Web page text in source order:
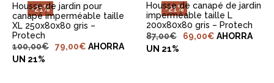
-21%
Housse de jardin pour
canapé imperméable taille
XL 250x80x80 gris –
Protech
100,00€ 79,00€ AHORRA
UN 21%
-21%
Housse de canapé de jardin
imperméable taille L
200x80x80 gris – Protech
87,00€ 69,00€ AHORRA
UN 21%
AJOUTER AU
AJOUTER AU